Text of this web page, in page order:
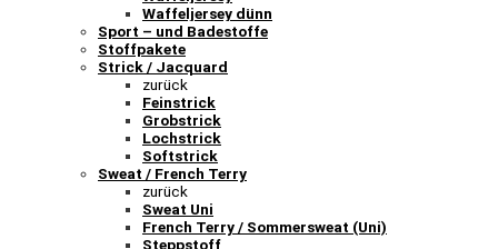
Waffeljersey dünn
Sport – und Badestoffe
Stoffpakete
Strick / Jacquard
zurück
Feinstrick
Grobstrick
Lochstrick
Softstrick
Sweat / French Terry
zurück
Sweat Uni
French Terry / Sommersweat (Uni)
Steppstoff